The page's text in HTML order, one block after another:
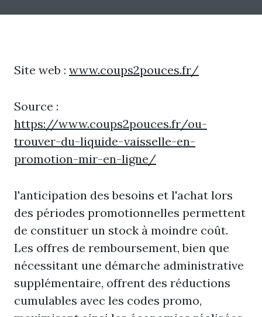
Site web : www.coups2pouces.fr/
Source :
https://www.coups2pouces.fr/ou-
trouver-du-liquide-vaisselle-en-
promotion-mir-en-ligne/
l'anticipation des besoins et l'achat lors
des périodes promotionnelles permettent
de constituer un stock à moindre coût.
Les offres de remboursement, bien que
nécessitant une démarche administrative
supplémentaire, offrent des réductions
cumulables avec les codes promo,